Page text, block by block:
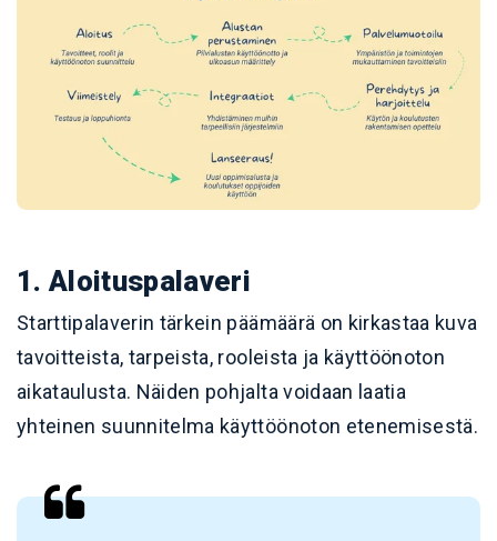
1. Aloituspalaveri
Starttipalaverin tärkein päämäärä on kirkastaa kuva
tavoitteista, tarpeista, rooleista ja käyttöönoton
aikataulusta. Näiden pohjalta voidaan laatia
yhteinen suunnitelma käyttöönoton etenemisestä.